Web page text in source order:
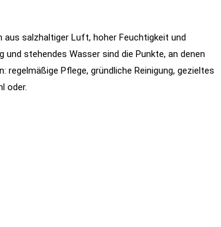
salzhaltiger Luft, hoher Feuchtigkeit und
stehendes Wasser sind die Punkte, an denen
Pflege, gründliche Reinigung, gezieltes
oder.